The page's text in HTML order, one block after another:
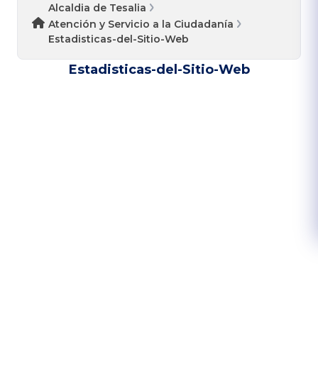
Alcaldia de Tesalia
Atención y Servicio a la Ciudadanía
Estadisticas-del-Sitio-Web
Estadisticas-del-Sitio-Web